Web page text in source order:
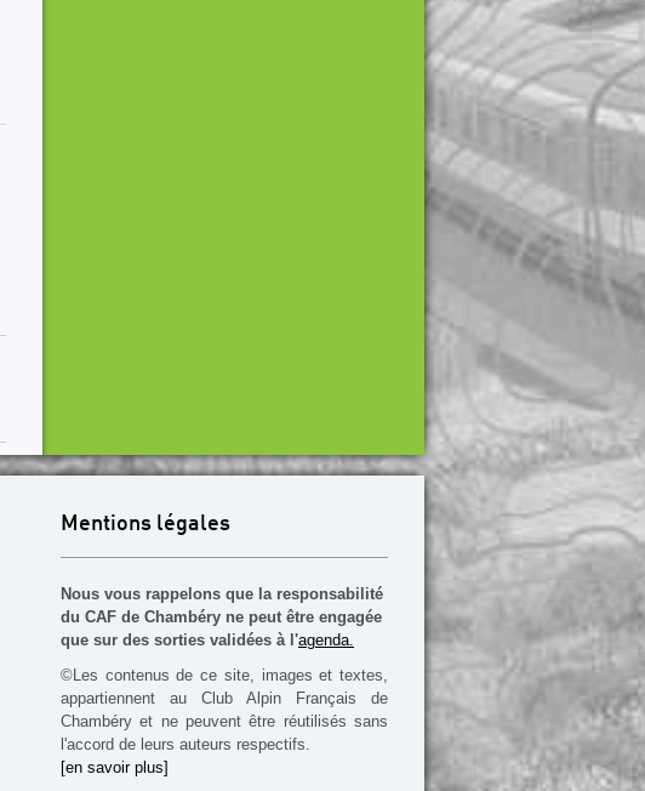
Mentions légales
Nous vous rappelons que la responsabilité
du CAF de Chambéry ne peut être engagée
que sur des sorties validées à l'agenda.
©Les contenus de ce site, images et textes,
appartiennent au Club Alpin Français de
Chambéry et ne peuvent être réutilisés sans
l'accord de leurs auteurs respectifs.
[en savoir plus]